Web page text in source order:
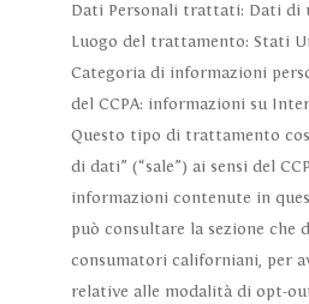
Dati Personali trattati: Dati di
Luogo del trattamento: Stati
Categoria di informazioni
del CCPA: informazioni su
Questo tipo di trattamento
di dati” (“sale”) ai sensi del
informazioni contenute in
può consultare la sezione che
consumatori californiani, per
relative alle modalità di opt-